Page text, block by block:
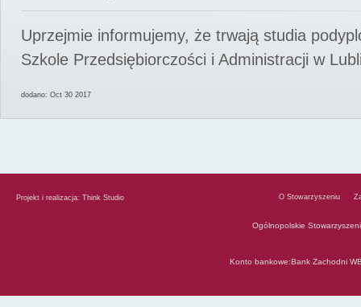
Uprzejmie informujemy, że trwają studia
Szkole Przedsiębiorczości i Administracji w
dodano: Oct 30 2017
Projekt i realizacja: Think Studio O Stowarzyszeniu
Ogólnopolskie
Konto bankowe:Bank Zachodni